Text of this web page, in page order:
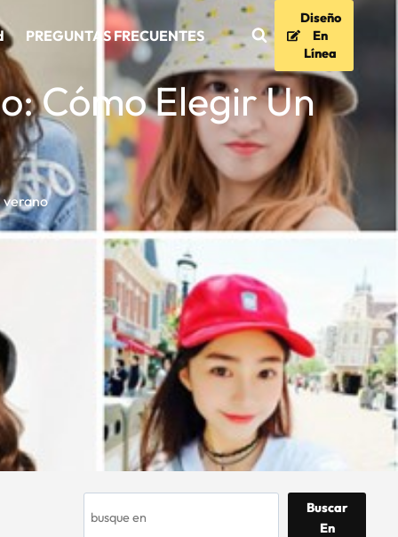
PREGUNTAS FRECUENTES
Diseño
En
Línea
Cómo Elegir Un
verano
Buscar
En